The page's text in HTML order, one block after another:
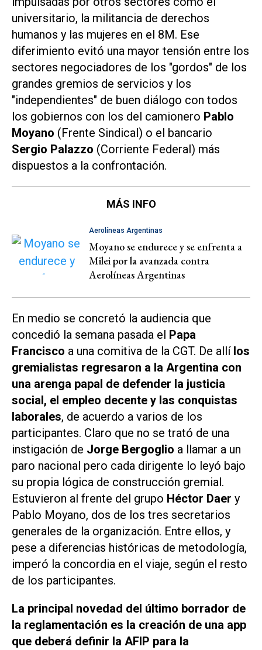
universitario, la militancia de derechos
humanos y las mujeres en el 8M. Ese
diferimiento evitó una mayor tensión entre los
sectores negociadores de los "gordos" de los
grandes gremios de servicios y los
"independientes" de buen diálogo con todos
los gobiernos con los del camionero Pablo
Moyano (Frente Sindical) o el bancario
Sergio Palazzo (Corriente Federal) más
dispuestos a la confrontación.
MÁS INFO
Aerolíneas Argentinas
Moyano se endurece y se enfrenta a
Milei por la avanzada contra
Aerolíneas Argentinas
En medio se concretó la audiencia que
concedió la semana pasada el Papa
Francisco a una comitiva de la CGT. De allí los
gremialistas regresaron a la Argentina con
una arenga papal de defender la justicia
social, el empleo decente y las conquistas
laborales, de acuerdo a varios de los
participantes. Claro que no se trató de una
instigación de Jorge Bergoglio a llamar a un
paro nacional pero cada dirigente lo leyó bajo
su propia lógica de construcción gremial.
Estuvieron al frente del grupo Héctor Daer y
Pablo Moyano, dos de los tres secretarios
generales de la organización. Entre ellos, y
pese a diferencias históricas de metodología,
imperó la concordia en el viaje, según el resto
de los participantes.
La principal novedad del último borrador de
la reglamentación es la creación de una app
que deberá definir la AFIP para la